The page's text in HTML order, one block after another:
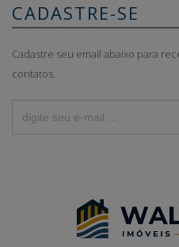
CADASTRE-SE
Cadastre seu email abaixo para
contatos.